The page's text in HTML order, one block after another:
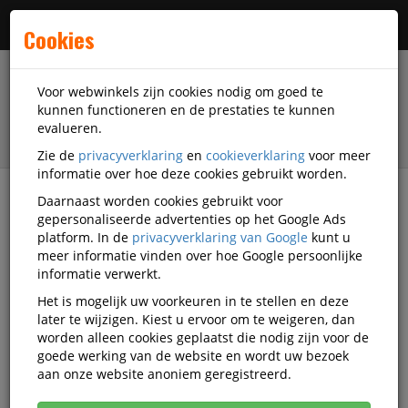
filter
Presentatiemiddelen
Bord-stiften
Whiteboard-stiften
Quantore Whiteboard-stiften
Populariteit
Cookies
Voor webwinkels zijn cookies nodig om goed te
kunnen functioneren en de prestaties te kunnen
evalueren.
Zie de privacyverklaring en cookieverklaring voor meer
informatie over hoe deze cookies gebruikt worden.
Daarnaast worden cookies gebruikt voor
gepersonaliseerde advertenties op het Google Ads
platform. In de privacyverklaring van Google kunt u
meer informatie vinden over hoe Google persoonlijke
informatie verwerkt.
Het is mogelijk uw voorkeuren in te stellen en deze
later te wijzigen. Kiest u ervoor om te weigeren, dan
worden alleen cookies geplaatst die nodig zijn voor de
goede werking van de website en wordt uw bezoek
aan onze website anoniem geregistreerd.